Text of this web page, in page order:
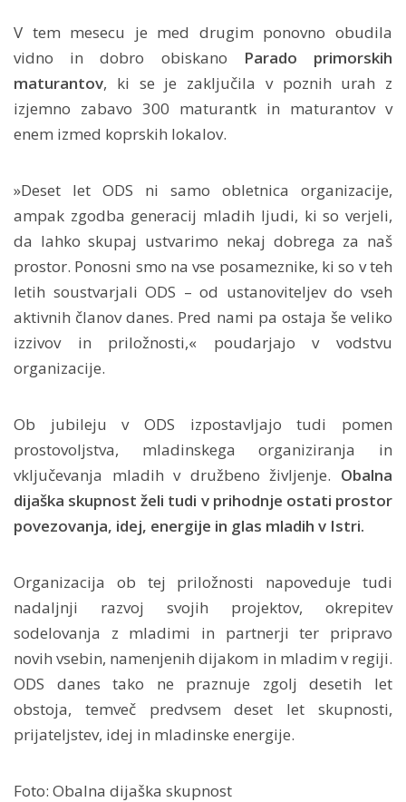
V tem mesecu je med drugim ponovno obudila
vidno in dobro obiskano Parado primorskih
maturantov, ki se je zaključila v poznih urah z
izjemno zabavo 300 maturantk in maturantov v
enem izmed koprskih lokalov.
»Deset let ODS ni samo obletnica organizacije,
ampak zgodba generacij mladih ljudi, ki so verjeli,
da lahko skupaj ustvarimo nekaj dobrega za naš
prostor. Ponosni smo na vse posameznike, ki so v teh
letih soustvarjali ODS – od ustanoviteljev do vseh
aktivnih članov danes. Pred nami pa ostaja še veliko
izzivov in priložnosti,« poudarjajo v vodstvu
organizacije.
Ob jubileju v ODS izpostavljajo tudi pomen
prostovoljstva, mladinskega organiziranja in
vključevanja mladih v družbeno življenje. Obalna
dijaška skupnost želi tudi v prihodnje ostati prostor
povezovanja, idej, energije in glas mladih v Istri.
Organizacija ob tej priložnosti napoveduje tudi
nadaljnji razvoj svojih projektov, okrepitev
sodelovanja z mladimi in partnerji ter pripravo
novih vsebin, namenjenih dijakom in mladim v regiji.
ODS danes tako ne praznuje zgolj desetih let
obstoja, temveč predvsem deset let skupnosti,
prijateljstev, idej in mladinske energije.
Foto: Obalna dijaška skupnost